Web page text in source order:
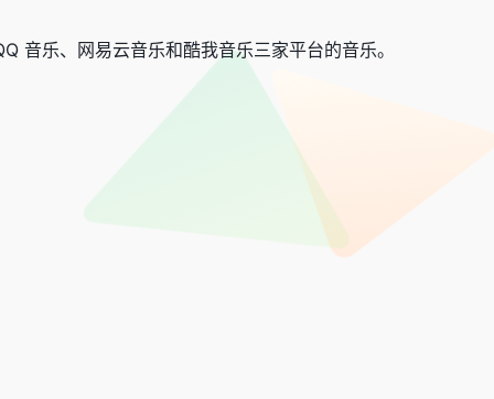
音乐、网易云音乐和酷我音乐三家平台的音乐。